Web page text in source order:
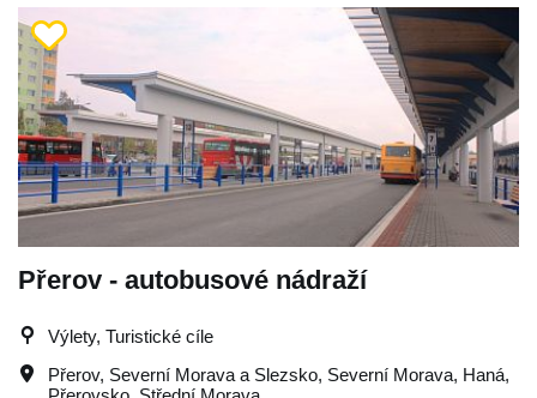
Přerov - autobusové nádraží
Výlety, Turistické cíle
Přerov, Severní Morava a Slezsko, Severní Morava, Haná,